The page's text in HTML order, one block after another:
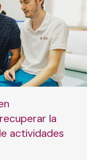
la
actividades